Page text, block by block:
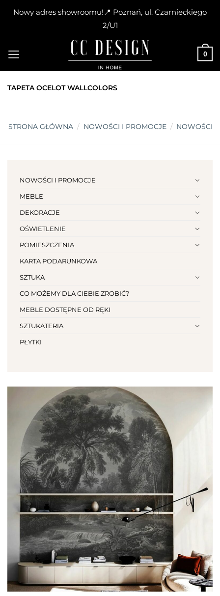
Nowy adres showroomu!📍 Poznań, ul. Czarnieckiego
2/U1
content
0
TAPETA OCELOT WALLCOLORS
STRONA GŁÓWNA / NOWOŚCI I PROMOCJE / NOWOŚCI
NOWOŚCI I PROMOCJE
MEBLE
DEKORACJE
OŚWIETLENIE
POMIESZCZENIA
KARTA PODARUNKOWA
SZTUKA
CO MOŻEMY DLA CIEBIE ZROBIĆ?
MEBLE DOSTĘPNE OD RĘKI
SZTUKATERIA
PŁYTKI